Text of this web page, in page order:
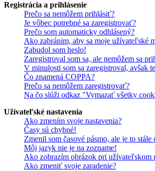
Registrácia a prihlásenie
Prečo sa nemôžem prihlásiť?
Je vôbec potrebné sa zaregistrovať?
Prečo som automaticky odhlásený?
Ako zabránim, aby sa moje užívateľské
Zabudol som heslo!
Zaregistroval som sa, ale nemôžem sa
V minulosti som sa zaregistroval, avšak
Čo znamená COPPA?
Prečo sa nemôžem zaregistrovať?
Na čo slúži odkaz "Vymazať všetky
Užívateľské nastavenia
Ako zmením svoje nastavenia?
Časy sú chybné!
Zmenil som časové pásmo, ale je to stále
Môj jazyk nie je na zozname!
Ako zobrazím obrázok pri užívateľskom
Ako zmeniť svoje zaradenie?